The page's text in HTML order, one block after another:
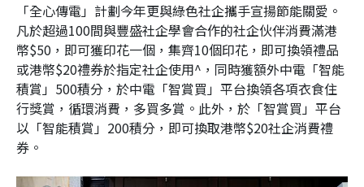
「全心傳電」計劃今年更與綠色社企攜手宣揚節能關愛。
凡於超過100間與豐盛社企學會合作的社企伙伴消費滿港
幣$50，即可獲印花一個，集齊10個印花，即可換領禮品
或港幣$20禮券於指定社企使用^，同時獲額外中電「智能
積賞」500積分，於中電「智賞買」平台換領各項衣食住
行獎賞，循環消費，多買多賞。此外，於「智賞買」平台
以「智能積賞」200積分，即可換取港幣$20社企消費禮
券。